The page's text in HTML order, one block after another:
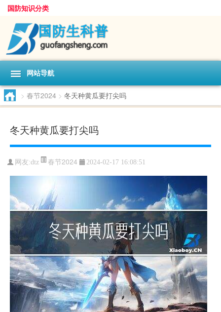
国防知识分类
网站导航
> 春节2024 > 冬天种黄瓜要打尖吗
冬天种黄瓜要打尖吗
网友:dtz 春节2024 2024-02-17 16:08:51